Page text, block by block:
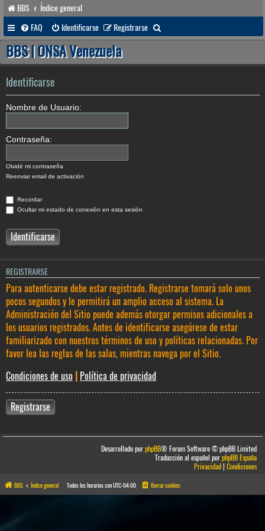
BBS
Índice general
FAQ
Identificarse Registrarse
u
a
BBS | ONSA Venezuela
Identificarse
Nombre de Usuario:
Contraseña:
Olvidé mi contraseña
Reenviar email de activación
Recordar
Ocultar mi estado de conexión en esta sesión
REGISTRARSE
Para autenticarse debe estar registrado. Registrarse tomará solo unos
pocos segundos y le permitirá un amplio acceso al sistema. La
Administración del Sitio puede además otorgar permisos adicionales a
los usuarios registrados. Antes de identificarse asegúrese de estar
familiarizado con nuestros términos de uso y políticas relacionadas. Por
favor lea las reglas de las salas, mientras navega por el Sitio.
Condiciones de uso
Política de privacidad
Registrarse
Desarrollado porphpBB® Forum Software © phpBB Limited
Traducción al español porphpBB España
Privacidad|Condiciones
BBS Índice general Todos los horarios sonUTC-04:00 Borrar cookies